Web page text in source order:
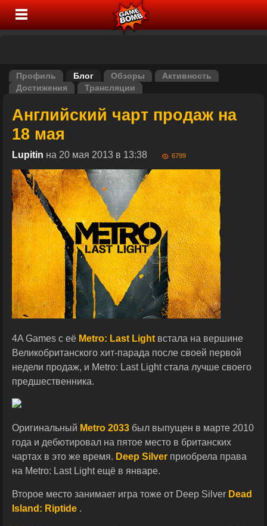
Профиль Блог Обзоры
Активность
Достижения
Трансляции
Английский чарт продаж на
18 мая
Lupitin на 20 мая 2013 в 13:38 6799
4A Games с её Metro: Last Light встала на вершине
Великобританского хит-парада после своей первой
недели продаж, и Metro: Last Light стала лучше своего
предшественника.
Оригинальный Metro 2033 был выпущен в марте 2010
года и дебютировал на пятое место в британских
чартах в это же время. Deep Silver приобрела права
на Metro: Last Light ещё в январе.
Второе место занимает игра тоже от Deep Silver Dead
Island: Riptide .